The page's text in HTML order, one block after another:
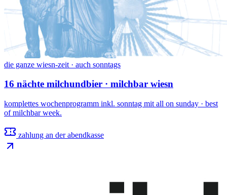
die ganze wiesn-zeit · auch sonntags
16 nächte milchundbier · milchbar wiesn
komplettes wochenprogramm inkl. sonntag mit all on sunday · best
of milchbar week.
zahlung an der abendkasse